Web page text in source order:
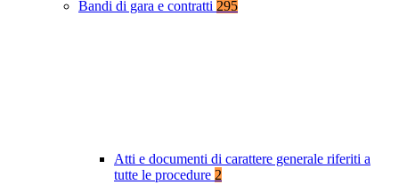
Bandi di gara e contratti 295
Atti e documenti di carattere generale riferiti a
tutte le procedure 2